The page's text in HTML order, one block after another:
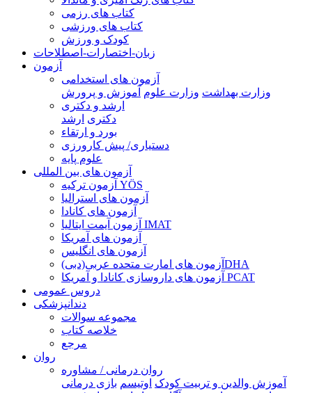
کتاب های رزمی
کتاب های ورزشی
کودک و ورزش
زبان-اختصارات-اصطلاحات
آزمون
آزمون های استخدامی
وزارت بهداشت وزارت علوم آموزش و پرورش
ارشد و دکتری
دکتری ارشد
بورد و ارتقاء
دستیاری/ پیش کارورزی
علوم پایه
آزمون های بین المللی
آزمون تركيه YÖS
آزمون های استرالیا
آزمون های کانادا
آزمون آیمت ایتالیا IMAT
آزمون های آمریکا
آزمون های انگلیس
آزمون های امارت متحده عربی(دبی)DHA
آزمون های داروسازی کانادا و آمریکا PCAT
دروس عمومی
دندانپزشکی
مجموعه سوالات
خلاصه کتاب
مرجع
روان
روان درمانی / مشاوره
آموزش والدین و تربیت کودک اوتیسم بازی درمانی